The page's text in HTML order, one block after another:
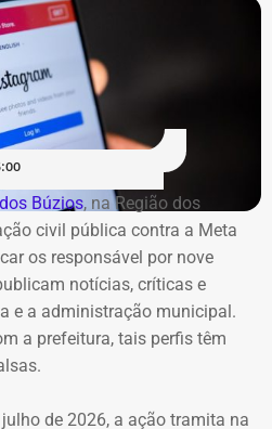
uma aproximação
norte-americano”, mesmo
Estados Unidos.
aos pagamentos
permitem identificar o
e das viagens internacionais
outro lado, o detalhamento
transparente.
não permite saber com
os deslocamentos
em cada missão oficial,
exponencial nos últimos
Búzios, na Região dos
civil pública contra a Meta
os responsável por nove
notícias, críticas e
e a administração municipal.
a prefeitura, tais perfis têm
de 2026, a ação tramita na